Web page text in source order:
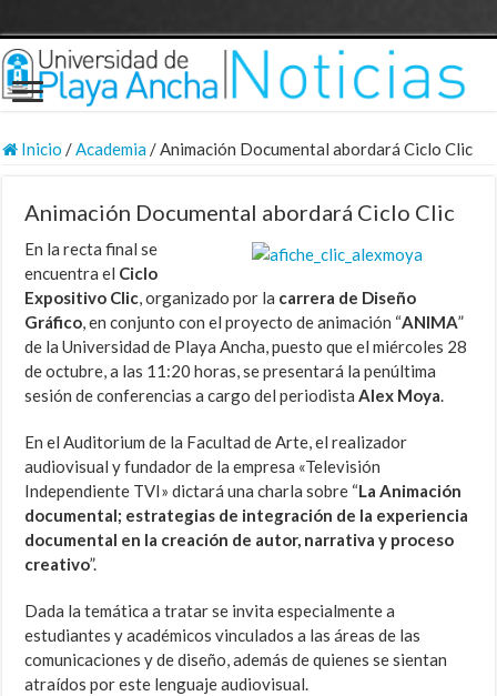
Inicio /Academia/Animación Documental abordará Ciclo Clic
Animación Documental abordará Ciclo Clic
En la recta final se
encuentra el Ciclo
Expositivo Clic, organizado por la carrera de Diseño
Gráfico, en conjunto con el proyecto de animación “ANIMA”
de la Universidad de Playa Ancha, puesto que el miércoles 28
de octubre, a las 11:20 horas, se presentará la penúltima
sesión de conferencias a cargo del periodistaAlex Moya.
En el Auditorium de la Facultad de Arte, el realizador
audiovisual y fundador de la empresa «Televisión
Independiente TVI» dictará una charla sobre “La Animación
documental; estrategias de integración de la experiencia
documental en la creación de autor, narrativa y proceso
creativo”.
Dada la temática a tratar se invita especialmente a
estudiantes y académicos vinculados a las áreas de las
comunicaciones y de diseño, además de quienes se sientan
atraídos por este lenguaje audiovisual.